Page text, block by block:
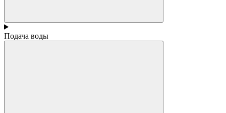
Подача воды